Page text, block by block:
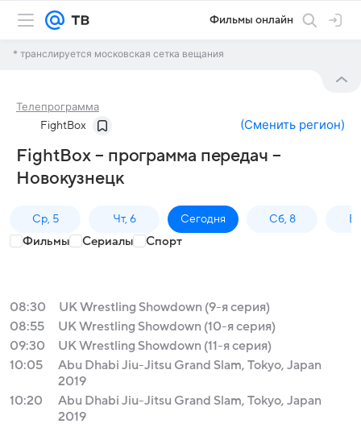
Фильмы онлайн
* транслируется московская сетка вещания
Телепрограмма
FightBox (Сменить регион)
FightBox – программа передач –
Новокузнецк
Ср, 5 Чт, 6 Сегодня Сб, 8
Фильмы Сериалы Спорт
08:30
UK Wrestling Showdown (9-я серия)
08:55
UK Wrestling Showdown (10-я серия)
09:30
UK Wrestling Showdown (11-я серия)
10:05
Abu Dhabi Jiu-Jitsu Grand Slam, Tokyo, Japan
2019
10:20
Abu Dhabi Jiu-Jitsu Grand Slam, Tokyo, Japan
2019